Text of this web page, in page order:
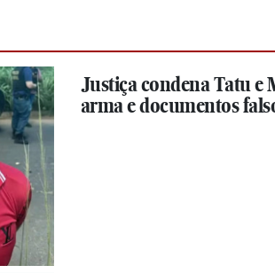
Justiça condena Tatu e
arma e documentos